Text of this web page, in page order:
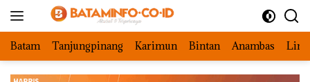
Batam Tanjungpinang Karimun Bintan Anambas